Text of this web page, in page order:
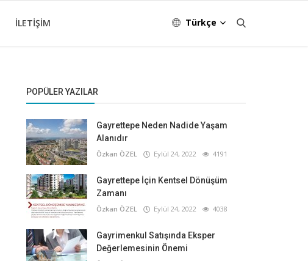
İLETIŞIM Türkçe
POPÜLER YAZILAR
Gayrettepe Neden Nadide Yaşam
Alanıdır
Özkan ÖZEL Eylül 24, 2022 4191
Gayrettepe İçin Kentsel Dönüşüm
Zamanı
Özkan ÖZEL Eylül 24, 2022 4038
Gayrimenkul Satışında Eksper
Değerlemesinin Önemi